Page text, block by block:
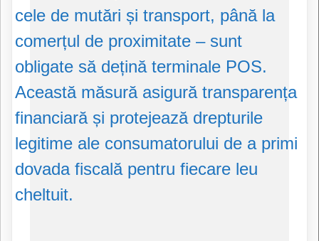
cele de mutări și transport, până la
comerțul de proximitate – sunt
obligate să dețină terminale POS.
Această măsură asigură transparența
financiară și protejează drepturile
legitime ale consumatorului de a primi
dovada fiscală pentru fiecare leu
cheltuit.